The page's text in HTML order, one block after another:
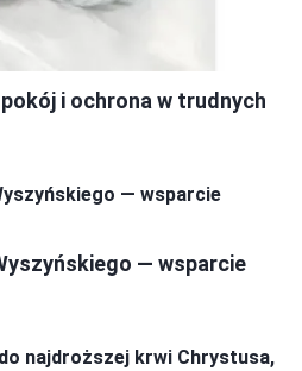
i ochrona w trudnych
— wsparcie